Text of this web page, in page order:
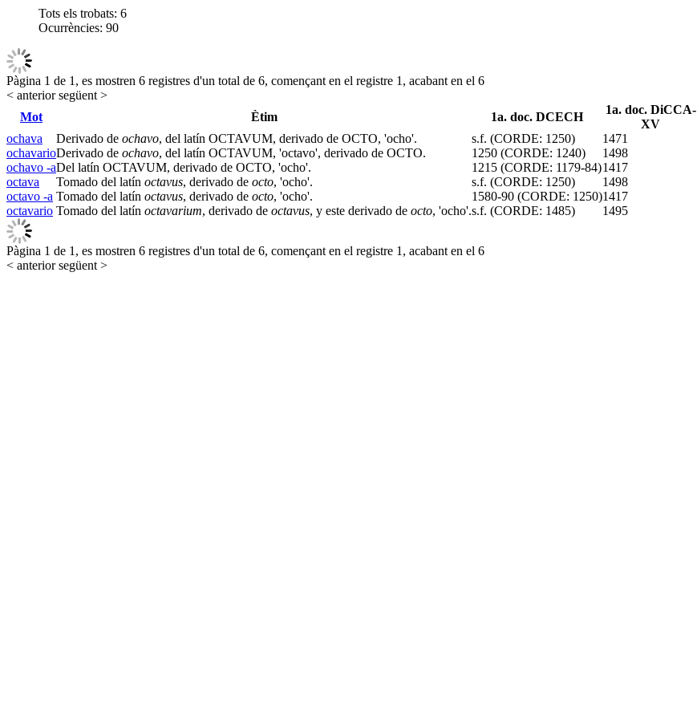
Tots els trobats: 6
Ocurrències: 90
Pàgina 1 de 1, es mostren 6 registres d'un total de 6, començant en el registre 1, acabant en el 6
< anteriorsegüent >
Mot
Ètim 1a. doc. DCECH
1a. doc. DiCCA-
XV
ochava
Derivado de ochavo, del latín OCTAVUM, derivado de OCTO, 'ocho'. s.f. (CORDE: 1250)
1471
ochavarioDerivado de ochavo, del latín OCTAVUM, 'octavo', derivado de OCTO. 1250 (CORDE: 1240)
1498
ochavo -aDel latín OCTAVUM, derivado de OCTO, 'ocho'. 1215 (CORDE: 1179-84)1417
octava
Tomado del latín octavus, derivado de octo, 'ocho'. s.f. (CORDE: 1250)
1498
octavo -a Tomado del latín octavus, derivado de octo, 'ocho'. 1580-90 (CORDE: 1250)1417
octavario Tomado del latín octavarium, derivado de octavus, y este derivado de octo, 'ocho'.s.f. (CORDE: 1485) 1495
Pàgina 1 de 1, es mostren 6 registres d'un total de 6, començant en el registre 1, acabant en el 6
< anteriorsegüent >